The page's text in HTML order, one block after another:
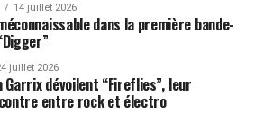
14 juillet 2026
dans la première bande-
juillet 2026
dévoilent “Fireflies”, leur
entre rock et électro